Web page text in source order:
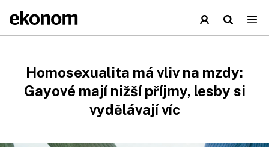
Homosexualita má vliv na mzdy:
Gayové mají nižší příjmy, lesby si
vydělávají víc